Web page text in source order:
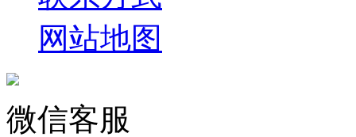
网站地图
微信客服